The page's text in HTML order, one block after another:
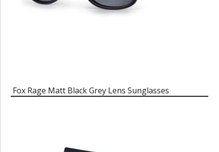
Fox Rage Matt Black Grey Lens Sunglasses